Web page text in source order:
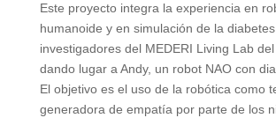
Este proyecto integra la experiencia en
humanoide y en simulación de la
investigadores del MEDERI Living Lab
dando lugar a Andy, un robot NAO con
El objetivo es el uso de la robótica como
generadora de empatía por parte de los